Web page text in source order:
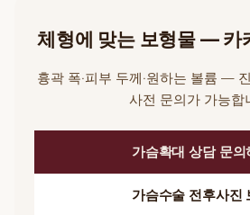
체형에 맞는 보형물 — 카
흉곽 폭·피부 두께·원하는 볼륨 —
사전 문의가 가능합
가슴확대 상담 문의
가슴수술 전후사진